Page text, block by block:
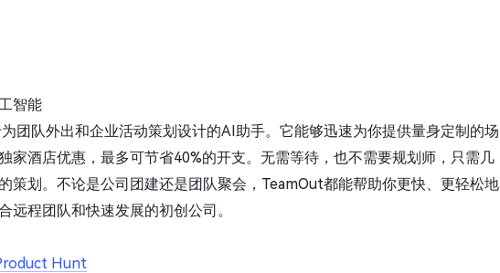
智能
为团队外出和企业活动策划设计的AI助手。它能够迅速为你提供量身定制的场
家酒店优惠，最多可节省40%的开支。无需等待，也不需要规划师，只需几
策划。不论是公司团建还是团队聚会，TeamOut都能帮助你更快、更轻松地
远程团队和快速发展的初创公司。
Hunt